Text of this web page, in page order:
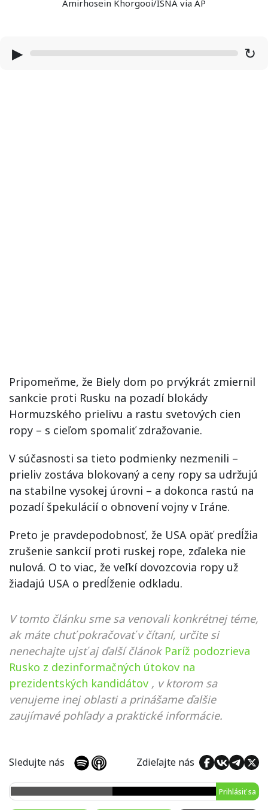
Amirhosein Khorgooi/ISNA via AP
▶ ↻
Pripomeňme, že Biely dom po prvýkrát zmiernil
sankcie proti Rusku na pozadí blokády
Hormuzského prielivu a rastu svetových cien
ropy – s cieľom spomaliť zdražovanie.
V súčasnosti sa tieto podmienky nezmenili –
prieliv zostáva blokovaný a ceny ropy sa udržujú
na stabilne vysokej úrovni – a dokonca rastú na
pozadí špekulácií o obnovení vojny v Iráne.
Preto je pravdepodobnosť, že USA opäť predĺžia
zrušenie sankcií proti ruskej rope, zďaleka nie
nulová. O to viac, že veľkí dovozcovia ropy už
žiadajú USA o predĺženie odkladu.
V tomto článku sme sa venovali konkrétnej téme,
ak máte chuť pokračovať v čítaní, určite si
nenechajte ujsť aj ďalší článok Paríž podozrieva
Rusko z dezinformačných útokov na
prezidentských kandidátov , v ktorom sa
venujeme inej oblasti a prinášame ďalšie
zaujímavé pohľady a praktické informácie.
Sledujte nás Zdieľajte nás
Prihlásiť sa